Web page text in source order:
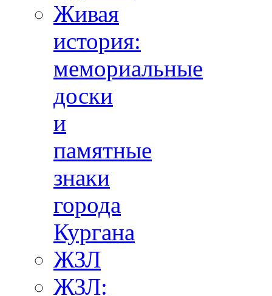
Живая
история:
мемориальные
доски
и
памятные
знаки
города
Кургана
ЖЗЛ
ЖЗЛ: